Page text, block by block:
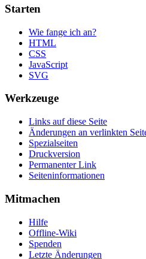
Starten
Wie fange ich an?
HTML
CSS
JavaScript
SVG
Werkzeuge
Links auf diese Seite
Änderungen an verlinkten
Spezialseiten
Druckversion
Permanenter Link
Seiten­informationen
Mitmachen
Hilfe
Offline-Wiki
Spenden
Letzte Änderungen